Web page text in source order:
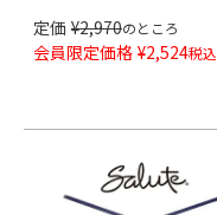
定価 ¥2,970のところ
会員限定価格 ¥2,524税込